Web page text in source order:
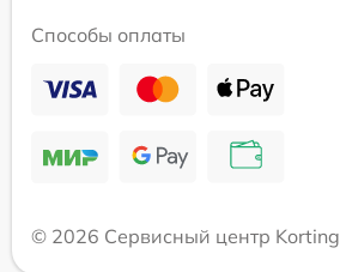
Способы оплаты
© 2026 Сервисный центр Korting